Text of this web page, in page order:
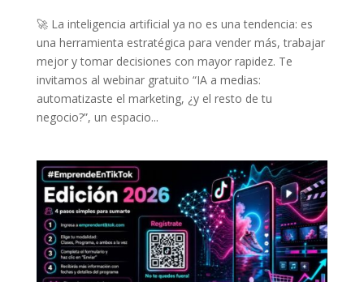
🚀 La inteligencia artificial ya no es una tendencia: es
una herramienta estratégica para vender más, trabajar
mejor y tomar decisiones con mayor rapidez. Te
invitamos al webinar gratuito “IA a medias:
automatizaste el marketing, ¿y el resto de tu
negocio?”, un espacio...